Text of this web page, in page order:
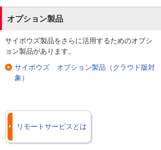
オプション製品
サイボウズ製品をさらに活用するためのオプシ
ョン製品があります。
サイボウズ オプション製品（クラウド版対
象）
リモートサービスとは